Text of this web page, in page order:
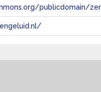
publicdomain/